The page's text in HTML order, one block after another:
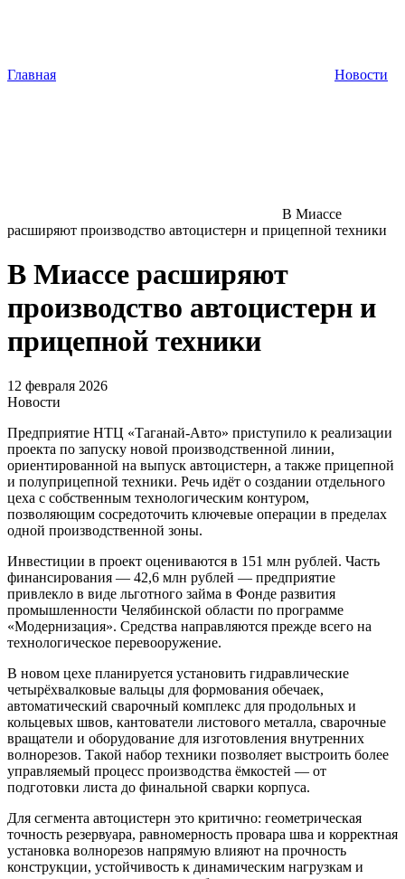
Главная Новости
В Миассе
расширяют производство автоцистерн и прицепной техники
В Миассе расширяют
производство автоцистерн и
прицепной техники
12 февраля 2026
Новости
Предприятие НТЦ «Таганай-Авто» приступило к реализации
проекта по запуску новой производственной линии,
ориентированной на выпуск автоцистерн, а также прицепной
и полуприцепной техники. Речь идёт о создании отдельного
цеха с собственным технологическим контуром,
позволяющим сосредоточить ключевые операции в пределах
одной производственной зоны.
Инвестиции в проект оцениваются в 151 млн рублей. Часть
финансирования — 42,6 млн рублей — предприятие
привлекло в виде льготного займа в Фонде развития
промышленности Челябинской области по программе
«Модернизация». Средства направляются прежде всего на
технологическое перевооружение.
В новом цехе планируется установить гидравлические
четырёхвалковые вальцы для формования обечаек,
автоматический сварочный комплекс для продольных и
кольцевых швов, кантователи листового металла, сварочные
вращатели и оборудование для изготовления внутренних
волнорезов. Такой набор техники позволяет выстроить более
управляемый процесс производства ёмкостей — от
подготовки листа до финальной сварки корпуса.
Для сегмента автоцистерн это критично: геометрическая
точность резервуара, равномерность провара шва и корректная
установка волнорезов напрямую влияют на прочность
конструкции, устойчивость к динамическим нагрузкам и